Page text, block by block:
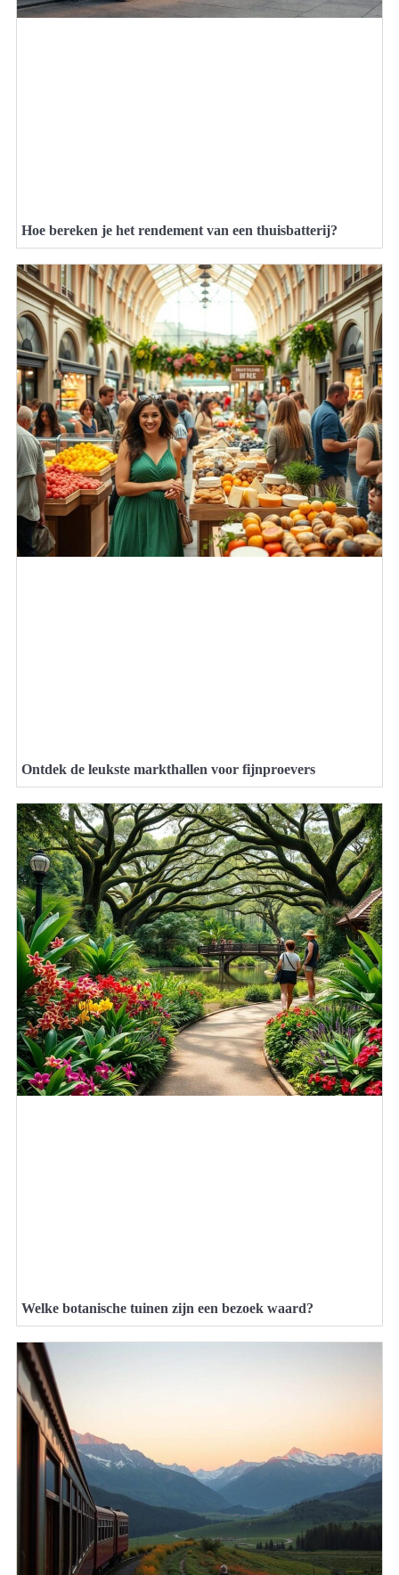
Hoe bereken je het rendement van een thuisbatterij?
Ontdek de leukste markthallen voor fijnproevers
Welke botanische tuinen zijn een bezoek waard?